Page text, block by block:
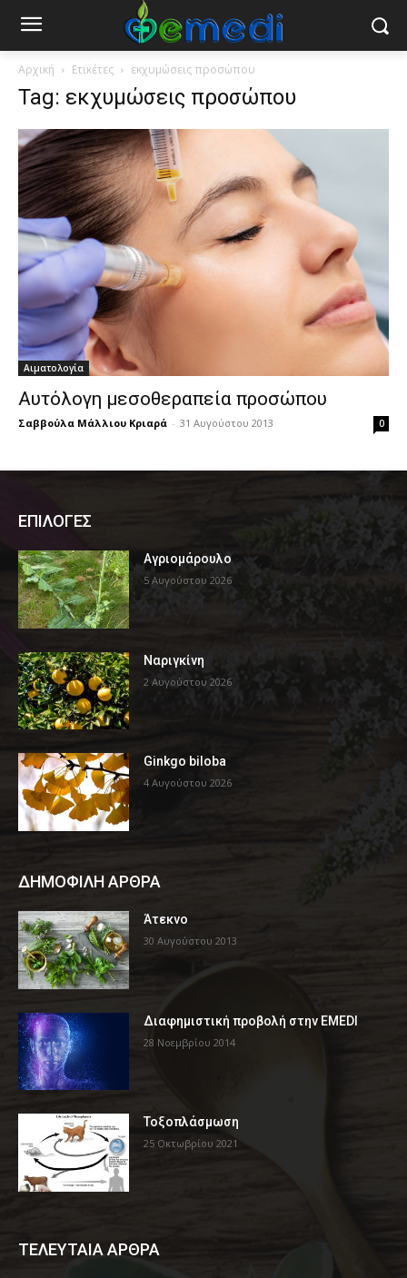
Αρχική Ετικέτες εκχυμώσεις προσώπου
Tag: εκχυμώσεις προσώπου
Αιματολογία
Αυτόλογη μεσοθεραπεία προσώπου
Σαββούλα Μάλλιου Κριαρά - 31 Αυγούστου 2013 0
ΕΠΙΛΟΓΕΣ
Αγριομάρουλο
5 Αυγούστου 2026
Ναριγκίνη
2 Αυγούστου 2026
Ginkgo biloba
4 Αυγούστου 2026
ΔΗΜΟΦΙΛΗ ΑΡΘΡΑ
Άτεκνο
30 Αυγούστου 2013
Διαφημιστική προβολή στην EMEDI
28 Νοεμβρίου 2014
Τοξοπλάσμωση
25 Οκτωβρίου 2021
ΤΕΛΕΥΤΑΙΑ ΑΡΘΡΑ